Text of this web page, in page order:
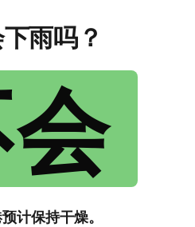
雨吗？
计保持干燥。